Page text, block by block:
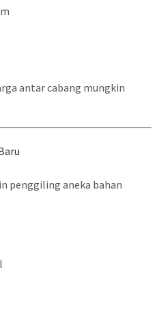
antar cabang mungkin
penggiling aneka bahan